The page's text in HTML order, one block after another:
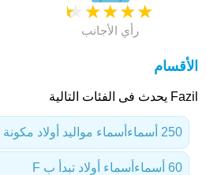
★
★
★
★
★
رأي الأجانب
الأقسام
Fazil يحدث فى الفئات التالية
أسماء مواليد أولاد مكونة من 6 250 أسماء
أسماء أولاد تبدأ ب F 60 أسماء